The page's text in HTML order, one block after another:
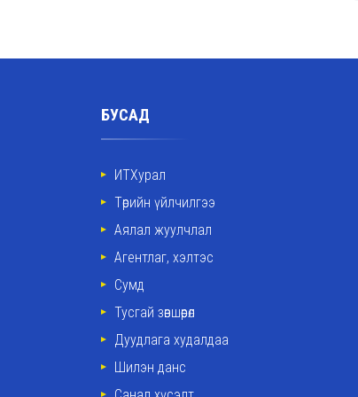
БУСАД
ИТХурал
Төрийн үйлчилгээ
Аялал жуулчлал
Агентлаг, хэлтэс
Сумд
Тусгай зөвшөөрөл
Дуудлага худалдаа
Шилэн данс